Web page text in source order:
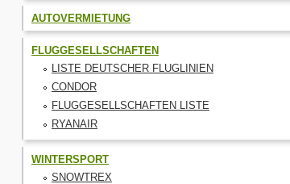
AUTOVERMIETUNG
FLUGGESELLSCHAFTEN
LISTE DEUTSCHER FLUGLINIEN
CONDOR
FLUGGESELLSCHAFTEN LISTE
RYANAIR
WINTERSPORT
SNOWTREX